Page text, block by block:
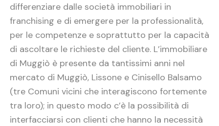
differenziare dalle società immobiliari in
franchising e di emergere per la professionalità,
per le competenze e soprattutto per la capacità
di ascoltare le richieste del cliente. L’immobiliare
di Muggiò è presente da tantissimi anni nel
mercato di Muggiò, Lissone e Cinisello Balsamo
(tre Comuni vicini che interagiscono fortemente
tra loro); in questo modo c’è la possibilità di
interfacciarsi con clienti che hanno la necessità